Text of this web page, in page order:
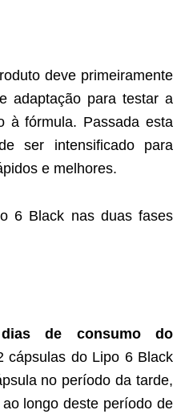
deve primeiramente
adaptação para testar a
à fórmula. Passada esta
ser intensificado para
e melhores.
6 Black nas duas fases
de consumo do
cápsulas do Lipo 6 Black
no período da tarde,
longo deste período de